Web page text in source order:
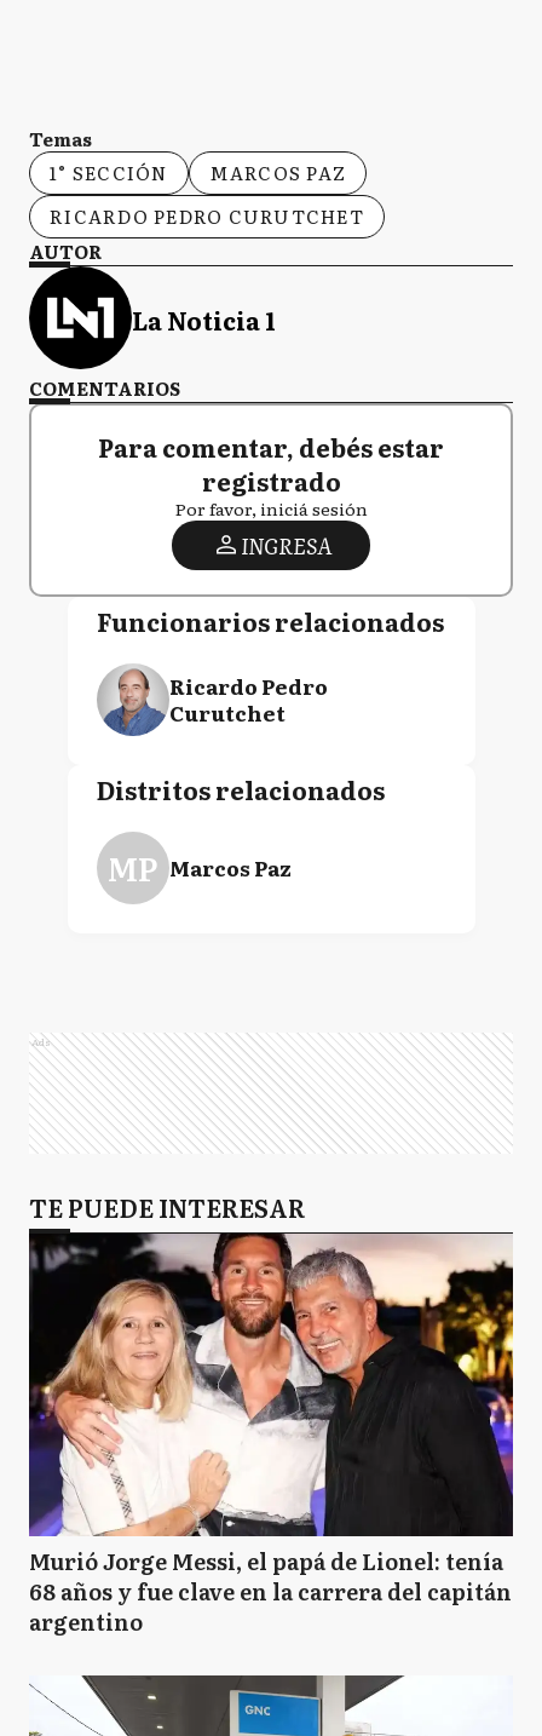
Temas
1° SECCIÓN
MARCOS PAZ
RICARDO PEDRO CURUTCHET
AUTOR
La Noticia 1
COMENTARIOS
Para comentar, debés estar
registrado
Por favor, iniciá sesión
INGRESA
Funcionarios relacionados
Ricardo Pedro
Curutchet
Distritos relacionados
MP Marcos Paz
Ads
TE PUEDE INTERESAR
Murió Jorge Messi, el papá de Lionel: tenía
68 años y fue clave en la carrera del capitán
argentino